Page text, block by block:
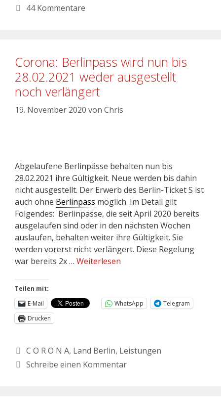
44 Kommentare
Corona: Berlinpass wird nun bis
28.02.2021 weder ausgestellt
noch verlängert
19. November 2020 von Chris
Abgelaufene Berlinpässe behalten nun bis
28.02.2021 ihre Gültigkeit. Neue werden bis dahin
nicht ausgestellt. Der Erwerb des Berlin-Ticket S ist
auch ohne Berlinpass möglich. Im Detail gilt
Folgendes: Berlinpässe, die seit April 2020 bereits
ausgelaufen sind oder in den nächsten Wochen
auslaufen, behalten weiter ihre Gültigkeit. Sie
werden vorerst nicht verlängert. Diese Regelung
war bereits 2x … Weiterlesen
Teilen mit:
E-Mail
WhatsApp
Telegram
Drucken
C O R O N A, Land Berlin, Leistungen
Schreibe einen Kommentar